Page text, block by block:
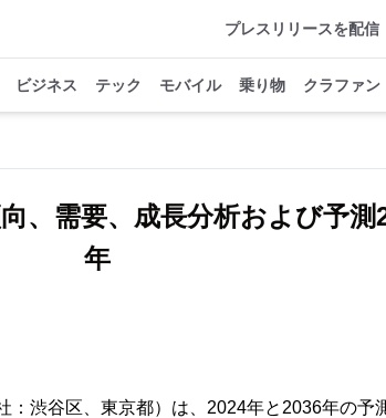
プレスリリースを配信
ビジネス テック モバイル 乗り物 クラファン
、需要、成長分析および予測
年
：渋谷区、東京都）は、2024年と2036年の予